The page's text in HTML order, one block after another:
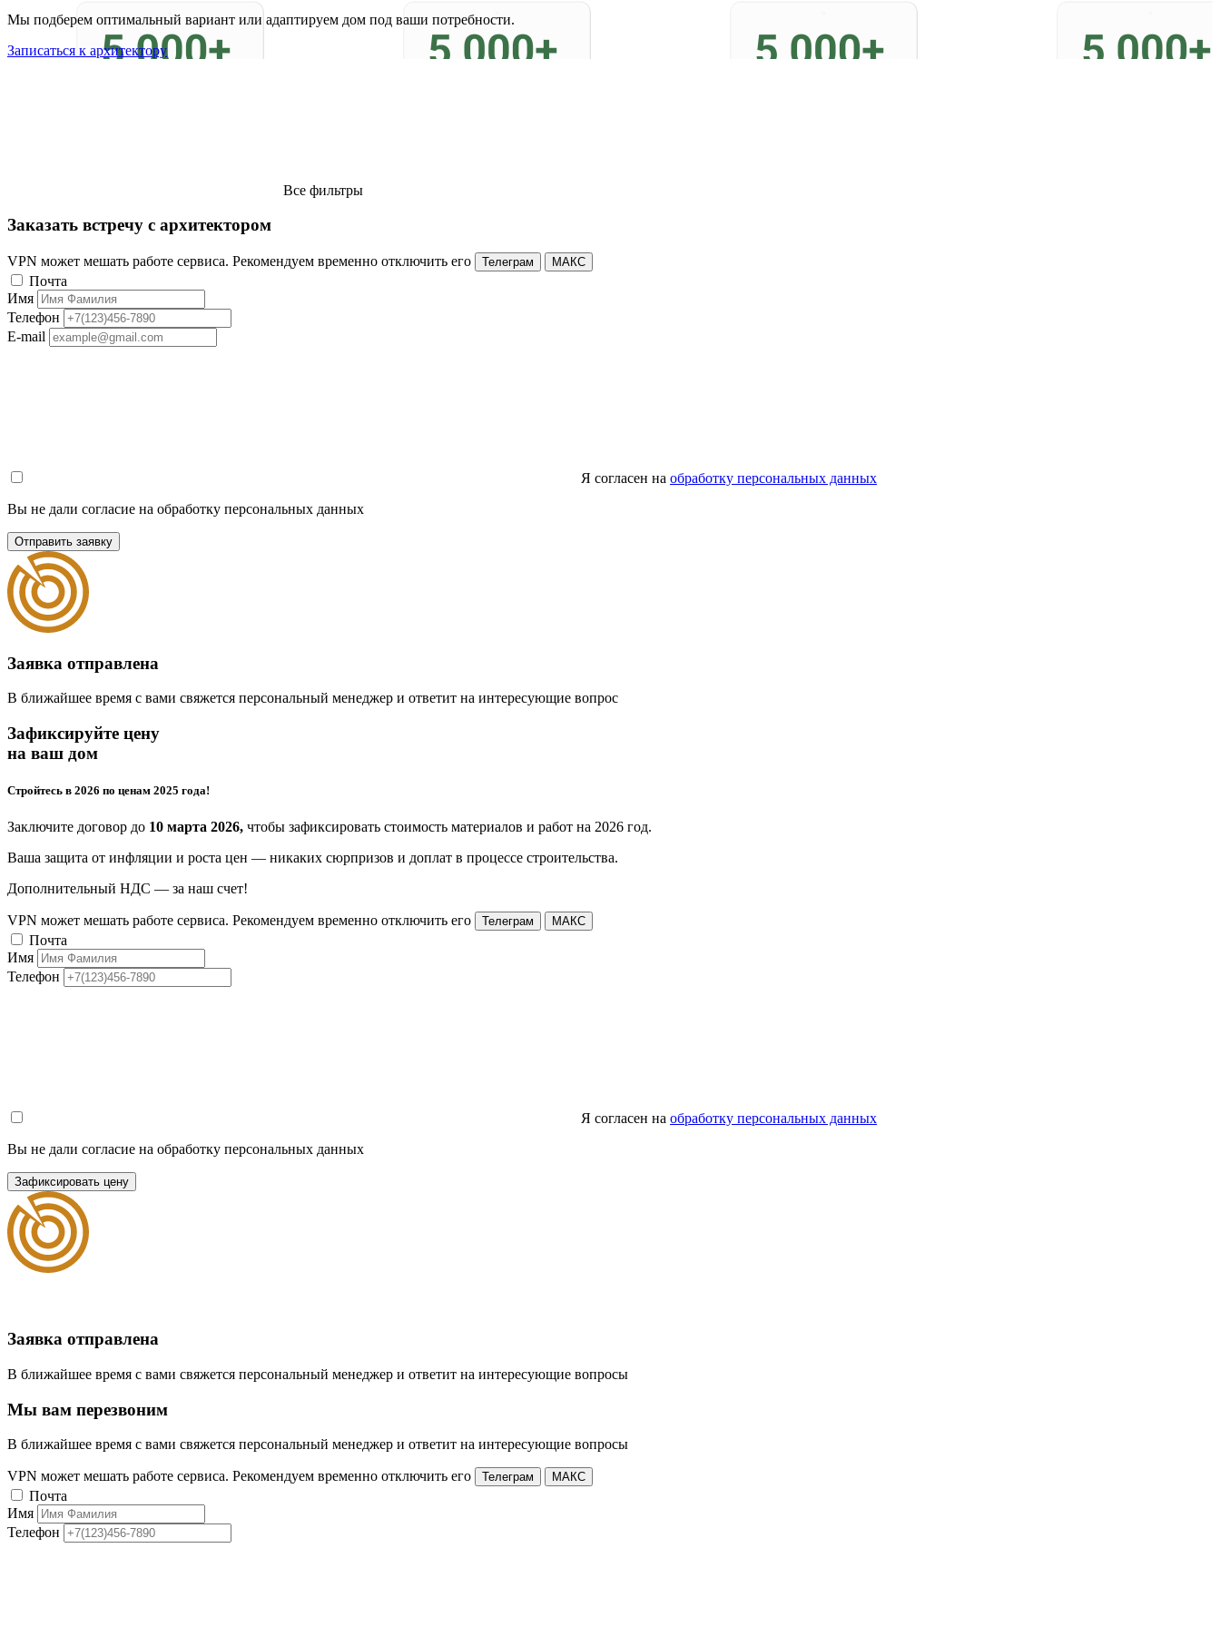
Мы подберем оптимальный вариант или адаптируем дом под ваши потребности.
Записаться к архитектору
Все фильтры
Заказать встречу с архитектором
VPN может мешать работе сервиса. Рекомендуем временно отключить его Телеграм МАКС
Почта
Имя
Телефон
E-mail
Я согласен на обработку персональных данных
Вы не дали согласие на обработку персональных данных
Отправить заявку
Заявка отправлена
В ближайшее время с вами свяжется персональный менеджер и ответит на интересующие вопрос
Зафиксируйте цену
на ваш дом
Стройтесь в 2026 по ценам 2025 года!
Заключите договор до 10 марта 2026, чтобы зафиксировать стоимость материалов и работ на 2026 год.
Ваша защита от инфляции и роста цен — никаких сюрпризов и доплат в процессе строительства.
Дополнительный НДС — за наш счет!
VPN может мешать работе сервиса. Рекомендуем временно отключить его Телеграм МАКС
Почта
Имя
Телефон
Я согласен на обработку персональных данных
Вы не дали согласие на обработку персональных данных
Зафиксировать цену
Заявка отправлена
В ближайшее время с вами свяжется персональный менеджер и ответит на интересующие вопросы
Мы вам перезвоним
В ближайшее время с вами свяжется персональный менеджер и ответит на интересующие вопросы
VPN может мешать работе сервиса. Рекомендуем временно отключить его Телеграм МАКС
Почта
Имя
Телефон